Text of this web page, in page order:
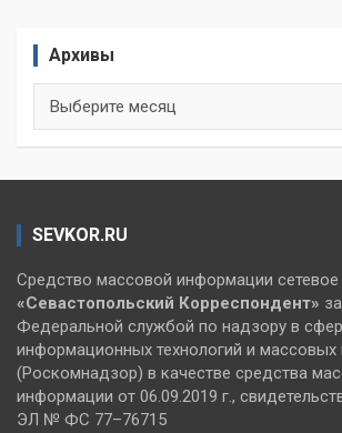
Архивы
SEVKOR.RU
Средство массовой информации сетевое
«Севастопольский Корреспондент»
Федеральной службой по надзору в
информационных технологий и массовых
(Роскомнадзор) в качестве средства
информации от 06.09.2019 г.,
ЭЛ № ФС 77–76715